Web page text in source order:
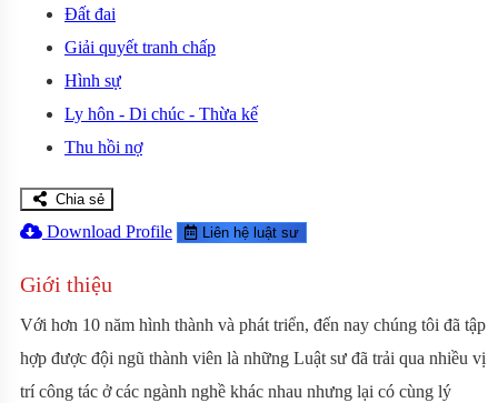
Đất đai
Giải quyết tranh chấp
Hình sự
Ly hôn - Di chúc - Thừa kế
Thu hồi nợ
Chia sẻ
Download Profile Liên hệ luật sư
Giới thiệu
Với hơn 10 năm hình thành và phát triển, đến nay chúng tôi đã tập
hợp được đội ngũ thành viên là những Luật sư đã trải qua nhiều vị
trí công tác ở các ngành nghề khác nhau nhưng lại có cùng lý